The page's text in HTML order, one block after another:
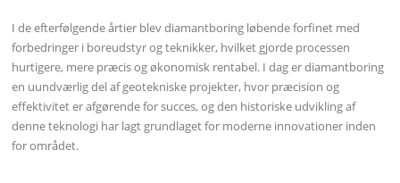
I de efterfølgende årtier blev diamantboring løbende forfinet med
forbedringer i boreudstyr og teknikker, hvilket gjorde processen
hurtigere, mere præcis og økonomisk rentabel. I dag er diamantboring
en uundværlig del af geotekniske projekter, hvor præcision og
effektivitet er afgørende for succes, og den historiske udvikling af
denne teknologi har lagt grundlaget for moderne innovationer inden
for området.